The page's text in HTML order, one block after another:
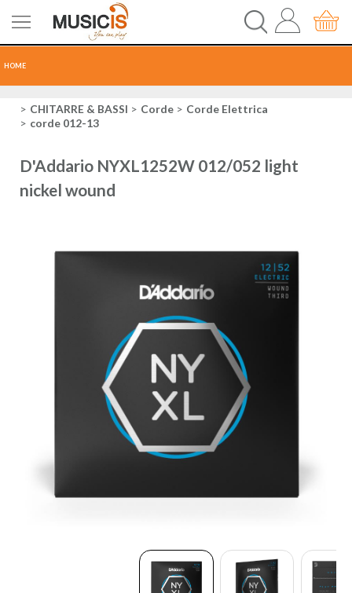
HOME
CHITARRE
PERCUSSIONI
CHITARRE & BASSI Corde
Corde Elettrica
corde 012-13
D'Addario NYXL1252W 012/052 light
nickel wound